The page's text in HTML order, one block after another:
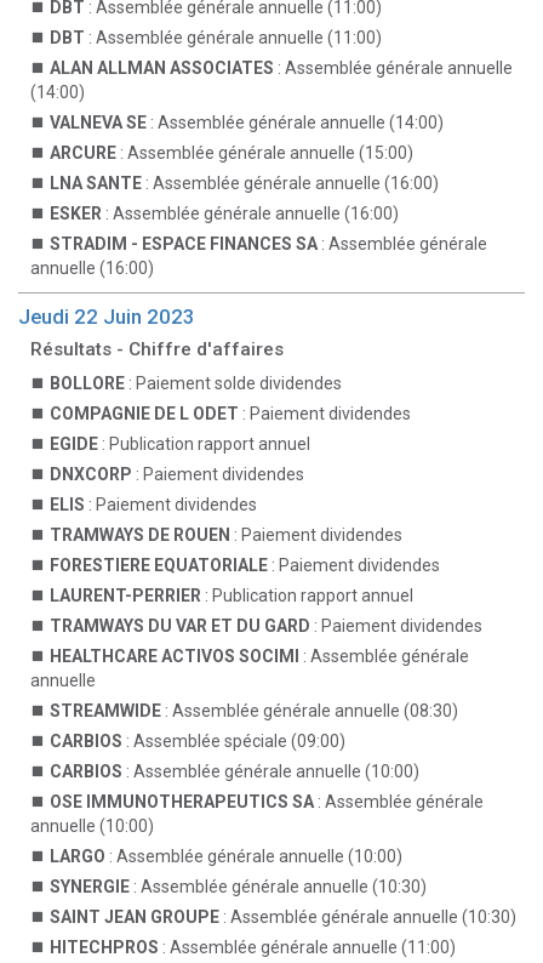
DBT : Assemblée générale annuelle (11:00)
DBT : Assemblée générale annuelle (11:00)
ALAN ALLMAN ASSOCIATES : Assemblée générale annuelle
(14:00)
VALNEVA SE : Assemblée générale annuelle (14:00)
ARCURE : Assemblée générale annuelle (15:00)
LNA SANTE : Assemblée générale annuelle (16:00)
ESKER : Assemblée générale annuelle (16:00)
STRADIM - ESPACE FINANCES SA : Assemblée générale
annuelle (16:00)
Jeudi 22 Juin 2023
Résultats - Chiffre d'affaires
BOLLORE : Paiement solde dividendes
COMPAGNIE DE L ODET : Paiement dividendes
EGIDE : Publication rapport annuel
DNXCORP : Paiement dividendes
ELIS : Paiement dividendes
TRAMWAYS DE ROUEN : Paiement dividendes
FORESTIERE EQUATORIALE : Paiement dividendes
LAURENT-PERRIER : Publication rapport annuel
TRAMWAYS DU VAR ET DU GARD : Paiement dividendes
HEALTHCARE ACTIVOS SOCIMI
: Assemblée générale
annuelle
STREAMWIDE : Assemblée générale annuelle (08:30)
CARBIOS : Assemblée spéciale (09:00)
CARBIOS : Assemblée générale annuelle (10:00)
OSE IMMUNOTHERAPEUTICS SA : Assemblée générale
annuelle (10:00)
LARGO : Assemblée générale annuelle (10:00)
SYNERGIE : Assemblée générale annuelle (10:30)
SAINT JEAN GROUPE : Assemblée générale annuelle (10:30)
HITECHPROS : Assemblée générale annuelle (11:00)